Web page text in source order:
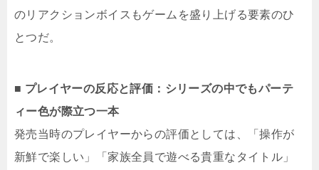
のリアクションボイスもゲームを盛り上げる要素のひ
とつだ。
■ プレイヤーの反応と評価：シリーズの中でもパーテ
ィー色が際立つ一本
発売当時のプレイヤーからの評価としては、「操作が
新鮮で楽しい」「家族全員で遊べる貴重なタイトル」